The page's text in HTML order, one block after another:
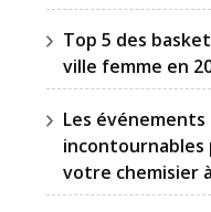
Top 5 des
ville femme en
Les événements
incontournables
votre chemisier